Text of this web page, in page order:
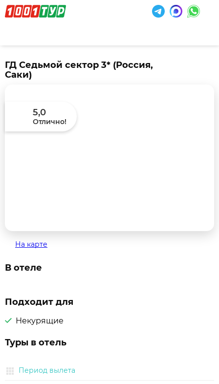
ГД Седьмой сектор 3* (Россия,
Саки)
5,0
Отлично!
На карте
В отеле
Подходит для
Некурящие
Туры в отель
Период вылета